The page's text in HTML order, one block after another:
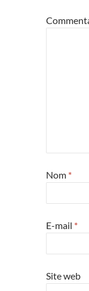
Nom *
E-mail *
Site web